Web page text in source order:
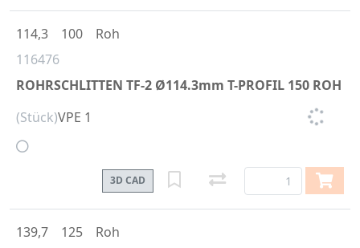
116476
ROHRSCHLITTEN TF-2 Ø114.3mm T-PROFIL 150 ROH
114,3 100 Roh
(Stück)VPE 1
3D CAD
139,7 125 Roh